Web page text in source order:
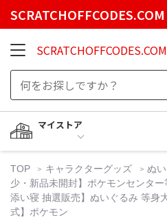
SCRATCHOFFCODES.COM
SCRATCHOFFCODES.COM
マイストア
TOP キャラクターグッズ ぬ
少・新品未開封】ポケモンセンタ
添い寝 抽選販売】ぬいぐるみ 等身
式】ポケモン